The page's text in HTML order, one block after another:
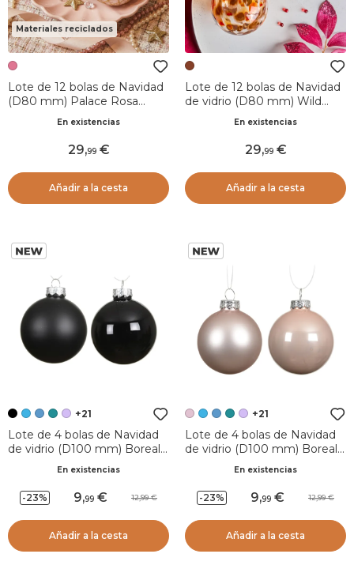
Materiales reciclados
Lote de 12 bolas de Navidad
(D80 mm) Palace Rosa
rubor y oscuroEn existencias
29,99
Añadir a la cesta
Lote de 12 bolas de Navidad
de vidrio (D80 mm) Wild
Christmas Marrón café y
En existencias
29,99
Añadir a la cesta
+21
Lote de 4 bolas de Navidad
de vidrio (D100 mm) Boreal
En existencias
-23% 9,99 12,99
Añadir a la cesta
+21
Lote de 4 bolas de Navidad
de vidrio (D100 mm) Boreal
Rosa ruborEn existencias
-23% 9,99 12,99
Añadir a la cesta